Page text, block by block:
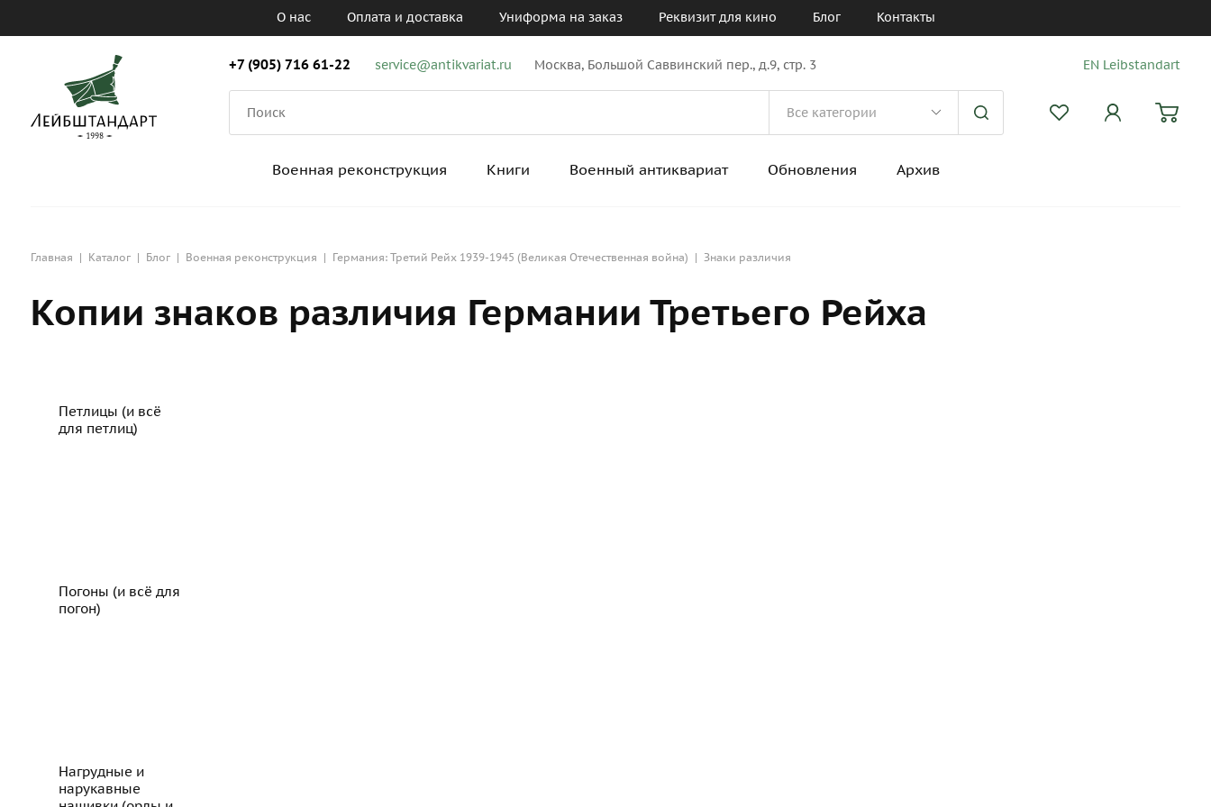
О нас Оплата и доставка Униформа на заказ Реквизит для кино Блог Контакты
+7 (905) 716 61-22 service@antikvariat.ru Москва, Большой Саввинский пер., д.9, стр. 3 EN Leibstandart
Военная реконструкция Книги Военный антиквариат Обновления Архив
Главная | Каталог | Блог | Военная реконструкция | Германия: Третий Рейх 1939-1945 (Великая Отечественная война) | Знаки различия
Копии знаков различия Германии Третьего Рейха
Пeтлицы (и всё
для петлиц)
Погоны (и всё для
погон)
Нагрудные и
нарукавные